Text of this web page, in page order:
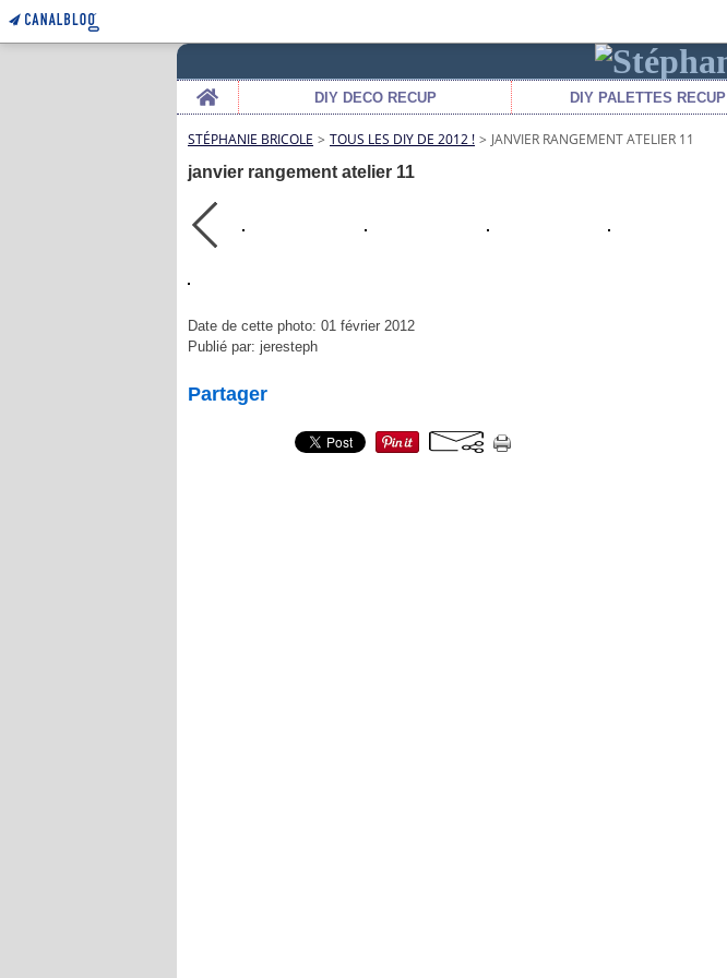
Home
DIY DECO RECUP DIY PALETTES RECUP
STÉPHANIE BRICOLE > TOUS LES DIY DE 2012 ! > JANVIER RANGEMENT ATELIER 11
janvier rangement atelier 11
Date de cette photo: 01 février 2012
Publié par: jeresteph
Partager